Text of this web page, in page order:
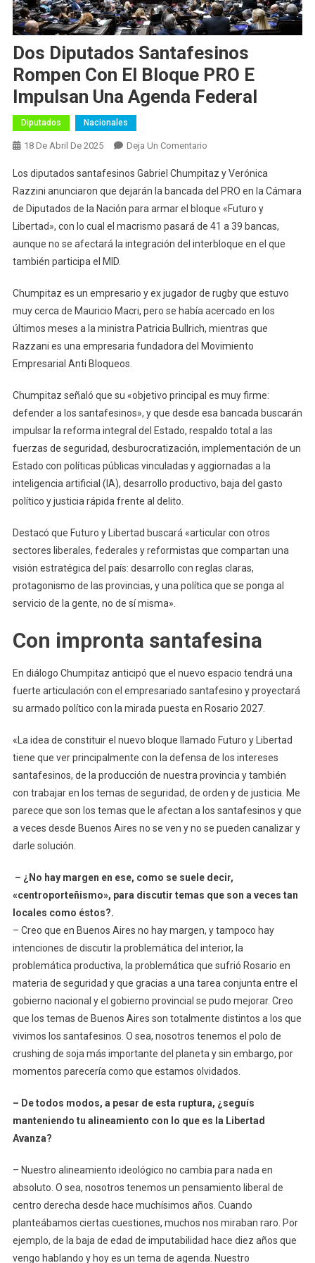
Dos Diputados Santafesinos
Rompen Con El Bloque PRO E
Impulsan Una Agenda Federal
Diputados Nacionales
18 De Abril De 2025 Deja Un ComentarioEn
Diputados
Santafesinos
Rompen
Con
El
E
Impulsan
Una
Agenda
Los diputados santafesinos Gabriel Chumpitaz y Verónica
Razzini anunciaron que dejarán la bancada del PRO en la Cámara
de Diputados de la Nación para armar el bloque «Futuro y
Libertad», con lo cual el macrismo pasará de 41 a 39 bancas,
aunque no se afectará la integración del interbloque en el que
también participa el MID.
Chumpitaz es un empresario y ex jugador de rugby que estuvo
muy cerca de Mauricio Macri, pero se había acercado en los
últimos meses a la ministra Patricia Bullrich, mientras que
Razzani es una empresaria fundadora del Movimiento
Empresarial Anti Bloqueos.
Chumpitaz señaló que su «objetivo principal es muy firme:
defender a los santafesinos», y que desde esa bancada buscarán
impulsar la reforma integral del Estado, respaldo total a las
fuerzas de seguridad, desburocratización, implementación de un
Estado con políticas públicas vinculadas y aggiornadas a la
inteligencia artificial (IA), desarrollo productivo, baja del gasto
político y justicia rápida frente al delito.
Destacó que Futuro y Libertad buscará «articular con otros
sectores liberales, federales y reformistas que compartan una
visión estratégica del país: desarrollo con reglas claras,
protagonismo de las provincias, y una política que se ponga al
servicio de la gente, no de sí misma».
Con impronta santafesina
En diálogo Chumpitaz anticipó que el nuevo espacio tendrá una
fuerte articulación con el empresariado santafesino y proyectará
su armado político con la mirada puesta en Rosario 2027.
«La idea de constituir el nuevo bloque llamado Futuro y Libertad
tiene que ver principalmente con la defensa de los intereses
santafesinos, de la producción de nuestra provincia y también
con trabajar en los temas de seguridad, de orden y de justicia. Me
parece que son los temas que le afectan a los santafesinos y que
a veces desde Buenos Aires no se ven y no se pueden canalizar y
darle solución.
– ¿No hay margen en ese, como se suele decir,
«centroporteñismo», para discutir temas que son a veces tan
locales como éstos?.
– Creo que en Buenos Aires no hay margen, y tampoco hay
intenciones de discutir la problemática del interior, la
problemática productiva, la problemática que sufrió Rosario en
materia de seguridad y que gracias a una tarea conjunta entre el
gobierno nacional y el gobierno provincial se pudo mejorar. Creo
que los temas de Buenos Aires son totalmente distintos a los que
vivimos los santafesinos. O sea, nosotros tenemos el polo de
crushing de soja más importante del planeta y sin embargo, por
momentos parecería como que estamos olvidados.
– De todos modos, a pesar de esta ruptura, ¿seguís
manteniendo tu alineamiento con lo que es la Libertad
Avanza?
– Nuestro alineamiento ideológico no cambia para nada en
absoluto. O sea, nosotros tenemos un pensamiento liberal de
centro derecha desde hace muchísimos años. Cuando
planteábamos ciertas cuestiones, muchos nos miraban raro. Por
ejemplo, de la baja de edad de imputabilidad hace diez años que
vengo hablando y hoy es un tema de agenda. Nuestro